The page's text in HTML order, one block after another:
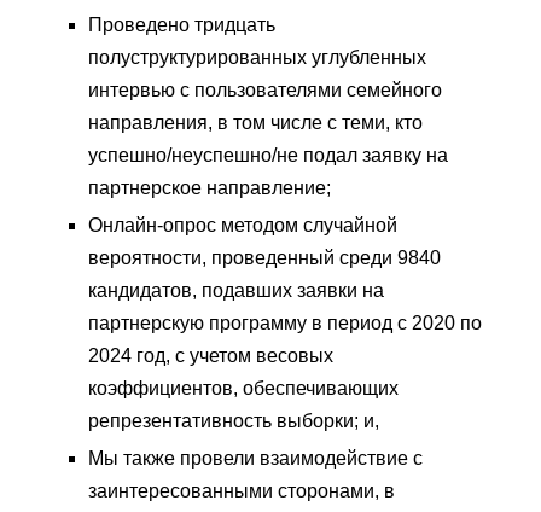
Проведено тридцать
полуструктурированных углубленных
интервью с пользователями семейного
направления, в том числе с теми, кто
успешно/неуспешно/не подал заявку на
партнерское направление;
Онлайн-опрос методом случайной
вероятности, проведенный среди 9840
кандидатов, подавших заявки на
партнерскую программу в период с 2020 по
2024 год, с учетом весовых
коэффициентов, обеспечивающих
репрезентативность выборки; и,
Мы также провели взаимодействие с
заинтересованными сторонами, в